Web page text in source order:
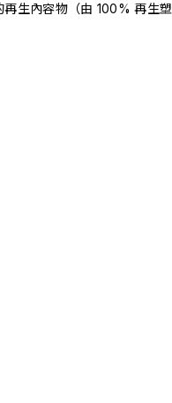
生內容物（由 100% 再生